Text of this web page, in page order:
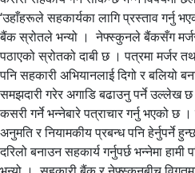
‘उहाँहरूले सहकार्यका लागि प्रस्ताव गर्नु
बैंक स्रोतले भन्यो । नेफ्स्कुनले बैंकसँग
पठाएको स्रोतको दाबी छ । पत्रमा मर्जर
पनि सहकारी अभियानलाई दिगो र बलियो
समझदारी गरेर अगाडि बढाउनु पर्ने उल्लेख
कसरी गर्ने भन्नेबारे पत्राचार गर्नु भएको छ
अनुमति र नियामकीय प्रबन्ध पनि हेर्नुपर्ने
दरिलो बनाउन सहकार्य गर्नुपर्छ भन्नेमा